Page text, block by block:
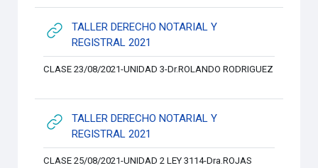
TALLER DERECHO NOTARIAL Y
REGISTRAL 2021
CLASE 23/08/2021-UNIDAD 3-Dr.ROLANDO RODRIGUEZ
TALLER DERECHO NOTARIAL Y
REGISTRAL 2021
CLASE 25/08/2021-UNIDAD 2 LEY 3114-Dra.ROJAS